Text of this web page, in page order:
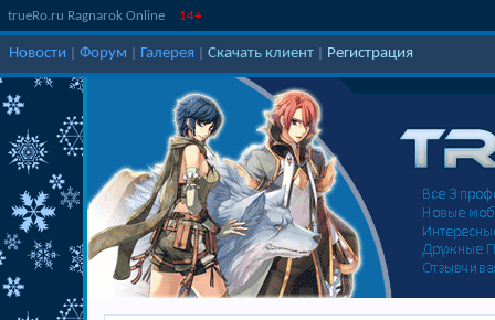
trueRo.ru Ragnarok Online 14+
Новости Форум Галерея Скачать клиент Регистрация